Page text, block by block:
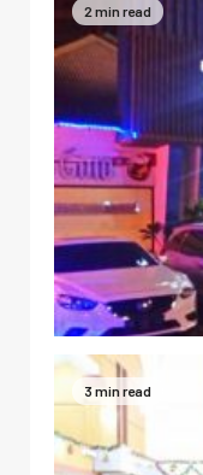
2 min read
3 min read